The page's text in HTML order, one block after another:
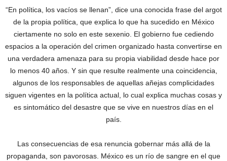
“En política, los vacíos se llenan”, dice una conocida frase del argot
de la propia política, que explica lo que ha sucedido en México
ciertamente no solo en este sexenio. El gobierno fue cediendo
espacios a la operación del crimen organizado hasta convertirse en
una verdadera amenaza para su propia viabilidad desde hace por
lo menos 40 años. Y sin que resulte realmente una coincidencia,
algunos de los responsables de aquellas añejas complicidades
siguen vigentes en la política actual, lo cual explica muchas cosas y
es sintomático del desastre que se vive en nuestros días en el
país.
Las consecuencias de esa renuncia gobernar más allá de la
propaganda, son pavorosas. México es un río de sangre en el que